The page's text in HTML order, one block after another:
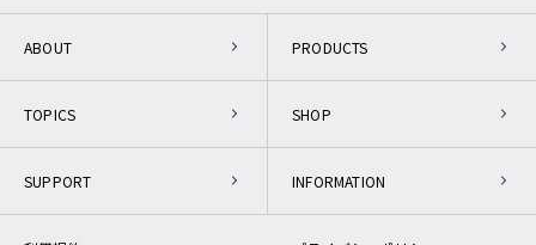
ABOUT PRODUCTS
TOPICS SHOP
SUPPORT INFORMATION